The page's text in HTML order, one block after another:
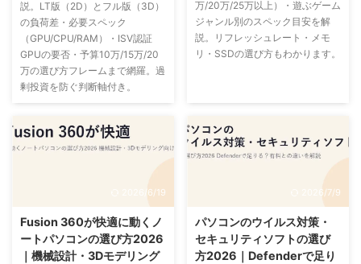
説。LT版（2D）とフル版（3D）
の負荷差・必要スペック
（GPU/CPU/RAM）・ISV認証
GPUの要否・予算10万/15万/20
万の選び方フレームまで網羅。過
剰投資を防ぐ判断軸付き。
万/20万/25万以上）・遊ぶゲーム
ジャンル別のスペック目安を解
説。リフレッシュレート・メモ
リ・SSDの選び方もわかります。
2026/6/19
Fusion 360が快適に動くノ
ートパソコンの選び方2026
｜機械設計・3Dモデリング
2026/7/9
パソコンのウイルス対策・
セキュリティソフトの選び
方2026｜Defenderで足り